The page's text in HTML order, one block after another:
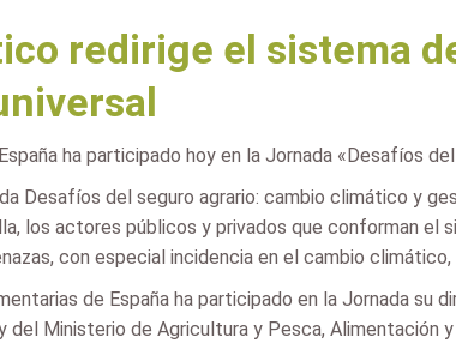
redirige el sistema
ha participado hoy en la Jornada «Desafíos
Desafíos del seguro agrario: cambio climático y
los actores públicos y privados que conforman
con especial incidencia en el cambio
de España ha participado en la Jornada
del Ministerio de Agricultura y Pesca, Alimentación